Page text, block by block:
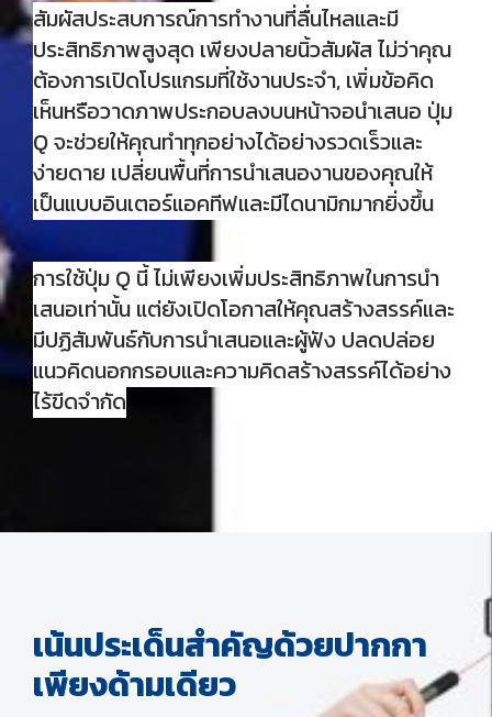
สัมผัสประสบการณ์การทำงานที่ลื่นไหลและมี
ประสิทธิภาพสูงสุด เพียงปลายนิ้วสัมผัส ไม่ว่าคุณ
ต้องการเปิดโปรแกรมที่ใช้งานประจำ, เพิ่มข้อคิด
เห็นหรือวาดภาพประกอบลงบนหน้าจอนำเสนอ ปุ่ม
Q จะช่วยให้คุณทำทุกอย่างได้อย่างรวดเร็วและ
ง่ายดาย เปลี่ยนพื้นที่การนำเสนองานของคุณให้
เป็นแบบอินเตอร์แอคทีฟและมีไดนามิกมากยิ่งขึ้น
การใช้ปุ่ม Q นี้ ไม่เพียงเพิ่มประสิทธิภาพในการนำ
เสนอเท่านั้น แต่ยังเปิดโอกาสให้คุณสร้างสรรค์และ
มีปฏิสัมพันธ์กับการนำเสนอและผู้ฟัง ปลดปล่อย
แนวคิดนอกกรอบและความคิดสร้างสรรค์ได้อย่าง
ไร้ขีดจำกัด
เน้นประเด็นสำคัญด้วยปากกา
เพียงด้ามเดียว